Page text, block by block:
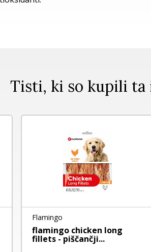
Tisti, ki so kupili ta
Flamingo
flamingo chicken long
fillets - piščančji...